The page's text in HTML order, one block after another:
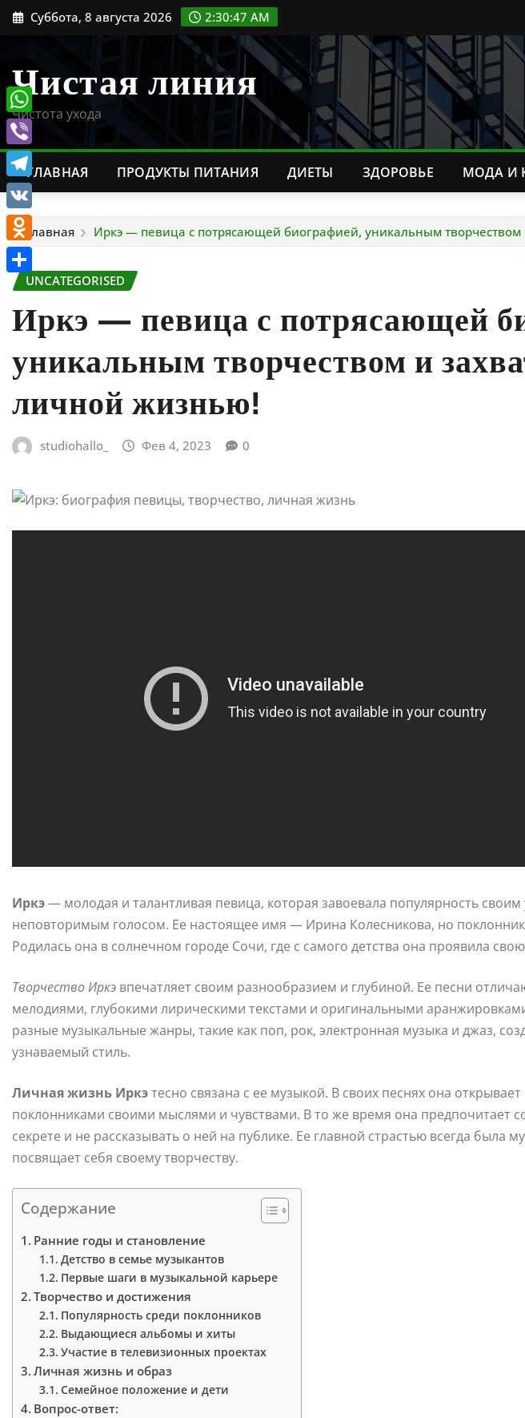
ПерейтиСуббота, 8 августа 2026 2:30:48 AM
Чистая линия
Чистота ухода
ГЛАВНАЯ ПРОДУКТЫ ПИТАНИЯ ДИЕТЫ ЗДОРОВЬЕ МОДА И
Главная Иркэ — певица с потрясающей биографией, уникальным
UNCATEGORISED
Иркэ — певица с потрясающей
уникальным творчеством и
личной жизнью!
studiohallo_ Фев 4, 2023 0
Иркэ— молодая и талантливая певица, которая завоевала популярность
неповторимым голосом. Ее настоящее имя — Ирина Колесникова, но
Родилась она в солнечном городе Сочи, где с самого детства она проявила
Творчество Иркэ впечатляет своим разнообразием и глубиной. Ее песни
мелодиями, глубокими лирическими текстами и оригинальными
разные музыкальные жанры, такие как поп, рок, электронная музыка и джаз,
узнаваемый стиль.
Личная жизнь Иркэтесно связана с ее музыкой. В своих песнях она
поклонниками своими мыслями и чувствами. В то же время она предпочитает
секрете и не рассказывать о ней на публике. Ее главной страстью всегда была
посвящает себя своему творчеству.
Содержание
Ранние годы и становление
Детство в семье музыкантов
Первые шаги в музыкальной карьере
Творчество и достижения
Популярность среди поклонников
Выдающиеся альбомы и хиты
Участие в телевизионных проектах
Личная жизнь и образ
Семейное положение и дети
Вопрос-ответ:
WhatsApp
Viber
Telegram
VK
Odnoklassniki
Отправить